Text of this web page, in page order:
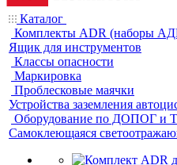
Каталог
Комплекты ADR (наборы
Ящик для инструментов
Классы опасности
Маркировка
Проблесковые маячки
Устройства заземления
Оборудование по ДОПОГ и
Самоклеющаяся